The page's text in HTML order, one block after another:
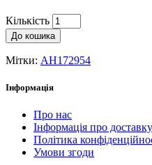
Кількість
До кошика
Мітки: AH172954
Інформація
Про нас
Інформація про доставку
Політика
Умови згоди